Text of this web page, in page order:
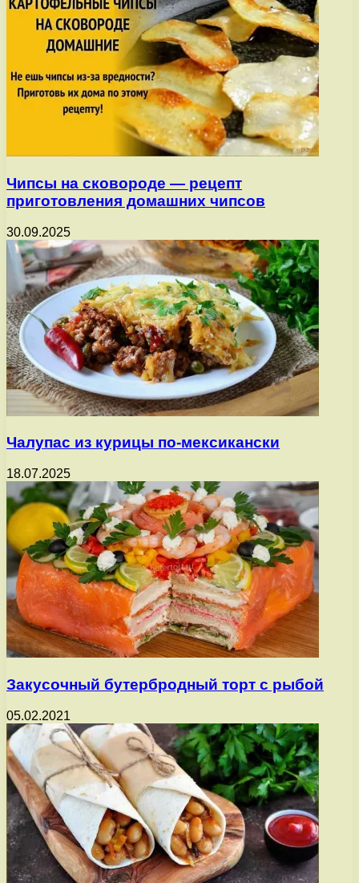
Чипсы на сковороде — рецепт
приготовления домашних чипсов
30.09.2025
Чалупас из курицы по-мексикански
18.07.2025
Закусочный бутербродный торт с рыбой
05.02.2021